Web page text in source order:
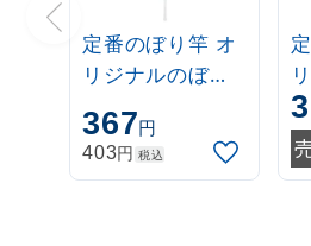
定番のぼり竿 オ
リジナルのぼり
ポール 1.6～3m
伸縮式 白
(30537***)
367円
403円 税込